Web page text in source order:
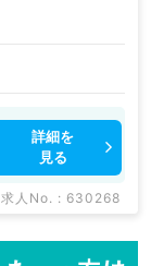
詳細を
見る
求人No. : 630268